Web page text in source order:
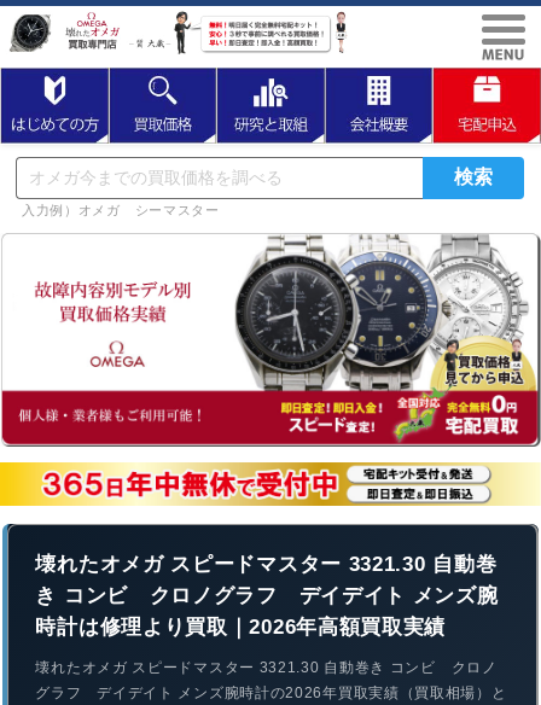
入力例）オメガ シーマスター
壊れたオメガ スピードマスター 3321.30 自動巻
き コンビ クロノグラフ デイデイト メンズ腕
時計は修理より買取｜2026年高額買取実績
壊れたオメガ スピードマスター 3321.30 自動巻き コンビ クロノ
グラフ デイデイト メンズ腕時計の2026年買取実績（買取相場）と